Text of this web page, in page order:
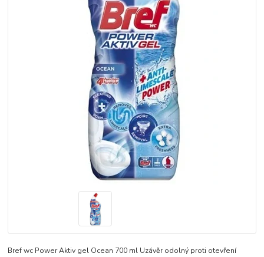
Bref wc Power Aktiv gel Ocean 700 ml Uzávěr odolný proti otevření